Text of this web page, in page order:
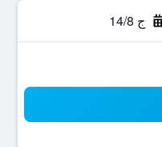
ج 14/8